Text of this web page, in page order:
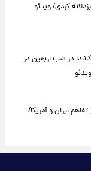
کردی/ ویدئو
در شب اربعین در
ایران و آمریکا/